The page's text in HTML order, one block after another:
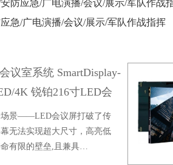
防应急/广电演播/会议/展示/军队作战
急/广电演播/会议/展示/军队作战指挥
议室系统 SmartDisplay-
4K 锐铂216寸LED会
版)
场景——LED会议屏打破了传
无法实现超大尺寸，高亮低
有限的壁垒,且兼具…